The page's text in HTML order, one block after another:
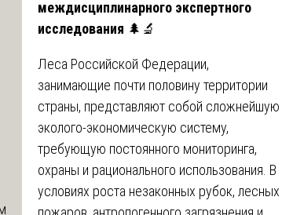
междисциплинарного экспертного
исследования 🌲🔬
Леса Российской Федерации,
занимающие почти половину территории
страны, представляют собой сложнейшую
эколого-экономическую систему,
требующую постоянного мониторинга,
охраны и рационального использования. В
условиях роста незаконных рубок, лесных